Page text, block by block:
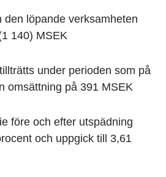
den löpande verksamheten
140) MSEK
under perioden som på
omsättning på 391 MSEK
före och efter utspädning
och uppgick till 3,61